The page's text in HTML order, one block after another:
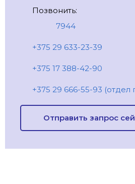
Позвонить:
7944
+375 29 633-23-39
+375 17 388-42-90
+375 29 666-55-93
Отправить запрос